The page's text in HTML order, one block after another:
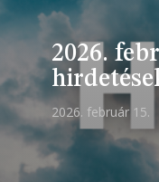
2026.
2026. február 15.